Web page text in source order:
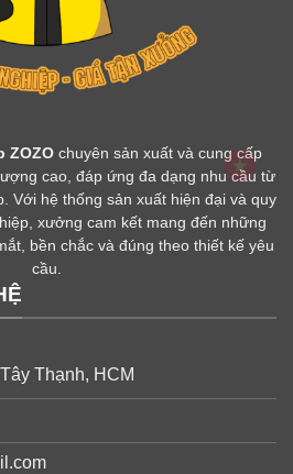
ZOZO chuyên sản xuất và cung cấp
cao, đáp ứng đa dạng nhu cầu từ
Với hệ thống sản xuất hiện đại và quy
xưởng cam kết mang đến những
bền chắc và đúng theo thiết kế yêu
cầu.
Thạnh, HCM